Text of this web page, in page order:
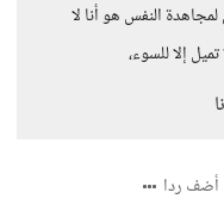
النفس هو أنا لا
إلا للسوء،
أضف ردا